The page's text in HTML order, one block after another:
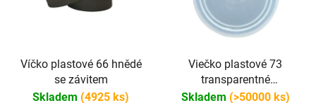
Víčko plastové 66 hnědé
se závitem
Skladem (4925 ks)
Viečko plastové 73
transparentné
(priehľadné)
Skladem (>50000 ks)